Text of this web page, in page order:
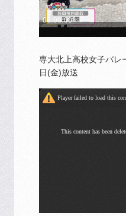
専大北上高校女子バ
日(金)放送